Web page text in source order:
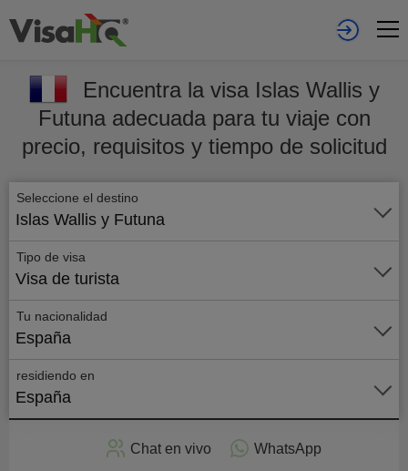
Encuentra la visa Islas Wallis y
Futuna adecuada para tu viaje con
precio, requisitos y tiempo de solicitud
Seleccione el destino
Islas Wallis y Futuna
Tipo de visa
Visa de turista
Tu nacionalidad
España
residiendo en
España
Chat en vivo WhatsApp